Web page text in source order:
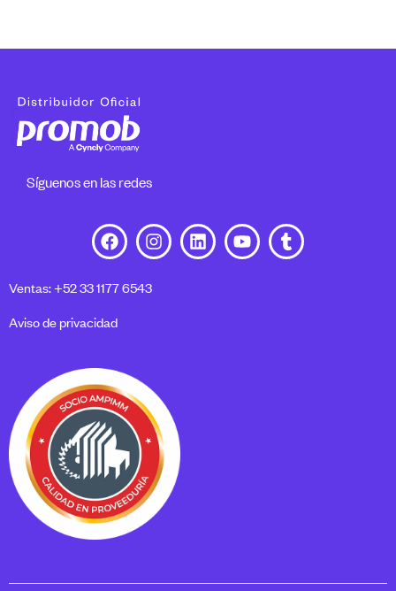
Síguenos en las redes
Ventas: +52 33 1177 6543
Aviso de privacidad